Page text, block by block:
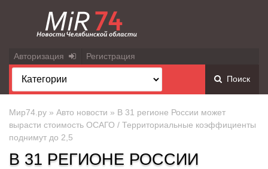
Авторизация Регистрация
Поиск
Мир74.ру » Авто новости » В 31 регионе России может
вырасти стоимость ОСАГО / Территориальные коэффициенты
поднимут до 2,5
В 31 РЕГИОНЕ РОССИИ